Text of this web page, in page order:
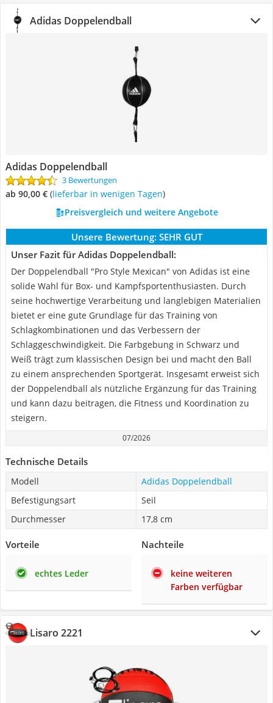
Adidas Doppelendball
Adidas Doppelendball
3 Bewertungen
ab 90,00 € ( Lieferbar in wenigen Tagen)
Preisvergleich und weitere Angebote
Unsere Bewertung: SEHR GUT
Unser Fazit für Adidas Doppelendball:
Der Doppelendball "Pro Style Mexican" von Adidas ist eine
solide Wahl für Box- und Kampfsportenthusiasten. Durch
seine hochwertige Verarbeitung und langlebigen Materialien
bietet er eine gute Grundlage für das Training von
Schlagkombinationen und das Verbessern der
Schlaggeschwindigkeit. Die Farbgebung in Schwarz und
Weiß trägt zum klassischen Design bei und macht den Ball
zu einem ansprechenden Sportgerät. Insgesamt erweist sich
der Doppelendball als nützliche Ergänzung für das Training
und kann dazu beitragen, die Fitness und Koordination zu
steigern.
07/2026
Technische Details
Modell
Adidas Doppelendball
Befestigungsart
Seil
Durchmesser
17,8 cm
Vorteile
echtes Leder
Nachteile
keine weiteren
Farben verfügbar
Lisaro 2221